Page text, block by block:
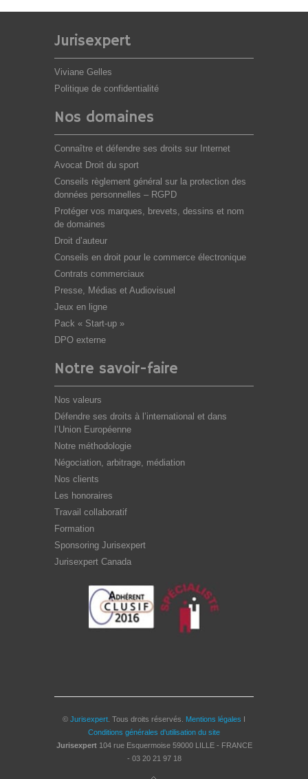
Jurisexpert
Viviane Gelles
Politique de confidentialité
Nos domaines
Connaître et défendre ses droits sur Internet
Avocat Droit du sport
Conseils règlement général sur la protection des
données personnelles – RGPD
Protéger vos marques, brevets, dessins et nom
de domaines
Droit d’auteur
Conseils en droit pour le commerce électronique
Contrats commerciaux
Presse, Médias et Audiovisuel
Jeux en ligne
Pack « Start-up »
DPO externe
Notre savoir-faire
Nos valeurs
Défendre ses droits à l’international et dans
l’Union Européenne
Notre méthodologie
Négociation, arbitrage, médiation
Nos clients
Les honoraires
Travail collaboratif
Formation
Sponsoring Jurisexpert
Jurisexpert Canada
© Jurisexpert . Tous droits réservés. Mentions légales I
Conditions générales d'utilisation du site
Jurisexpert 104 rue Esquermoise 59000 LILLE - FRANCE
- 03 20 21 97 18